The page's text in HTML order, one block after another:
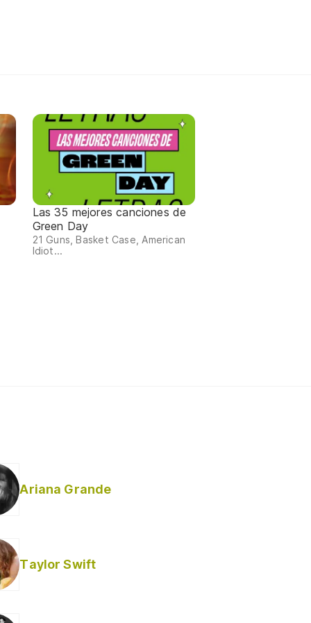
Las 35 mejores canciones de
Green Day
21 Guns, Basket Case, American
Idiot...
Ariana Grande
Taylor Swift